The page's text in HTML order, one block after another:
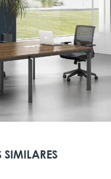
SIMILARES